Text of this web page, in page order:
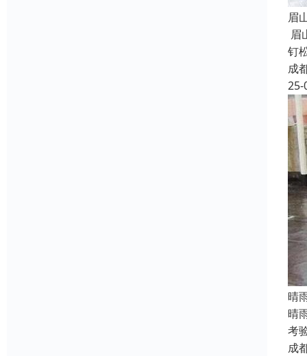
眉
眉
钉
成
25-
晴
晴
考
成